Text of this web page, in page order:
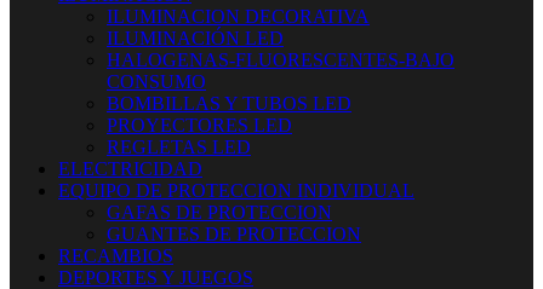
ILUMINACION DECORATIVA
ILUMINACIÓN LED
HALOGENAS-FLUORESCENTES-BAJO
CONSUMO
BOMBILLAS Y TUBOS LED
PROYECTORES LED
REGLETAS LED
ELECTRICIDAD
EQUIPO DE PROTECCION INDIVIDUAL
GAFAS DE PROTECCION
GUANTES DE PROTECCION
RECAMBIOS
DEPORTES Y JUEGOS